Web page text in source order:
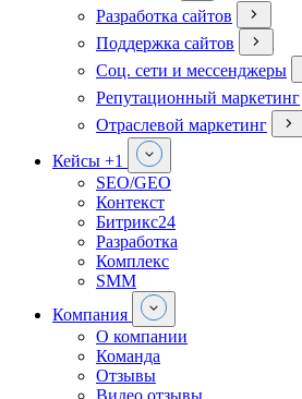
Разработка сайтов
Поддержка сайтов
Соц. сети и мессенджеры
Репутационный маркетинг
Отраслевой маркетинг
Кейсы +1
SEO/GEO
Контекст
Битрикс24
Разработка
Комплекс
SMM
Компания
О компании
Команда
Отзывы
Видео отзывы